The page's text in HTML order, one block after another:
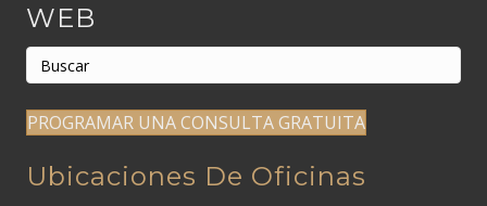
WEB
PROGRAMAR UNA CONSULTA GRATUITA
Ubicaciones De Oficinas